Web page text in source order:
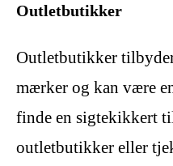
Outletbutikker
Outletbutikker
mærker og kan være
finde en sigtekikkert
outletbutikker eller